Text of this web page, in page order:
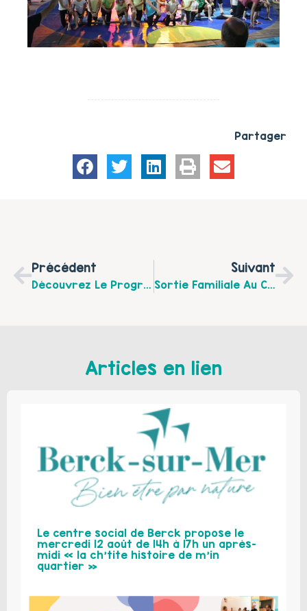
Partager
Précédent
Découvrez Le Programme Des Ateliers Parents Enfants De Septembre À Décembre 2015 Du CSCI D’Hucqueliers
Suivant
Sortie Familiale Au Cirque De La Générosité De Longuenesse Le Samedi 14 Ou Le Dimanche 15 Novembre 2015
Articles en lien
Le centre social de Berck propose le
mercredi 12 août de 14h à 17h un après-
midi « la ch’tite histoire de m’in
quartier »